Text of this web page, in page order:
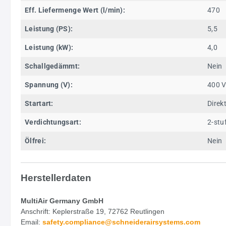
Eff. Liefermenge Wert (l/min): 470
Leistung (PS): 5,5
Leistung (kW): 4,0
Schallgedämmt: Nein
Spannung (V): 400 V
Startart:
Verdichtungsart: 2-
Ölfrei: Nein
Herstellerdaten
MultiAir Germany GmbH
Anschrift: Keplerstraße 19, 72762 Reutlingen
Email: safety.compliance@schneiderairsystems.com